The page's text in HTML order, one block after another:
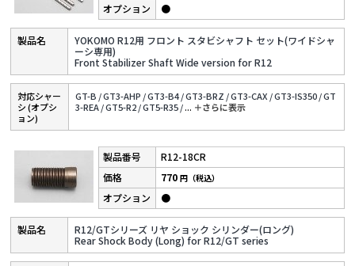
YOKOMO R12用 フロント スタビシャフト セット(ワイドシャ
ーシ専用)
Front Stabilizer Shaft Wide version for R12
●
対応シャー
シ (オプシ
ョン)
GT-B /GT3-AHP /GT3-B4 /GT3-BRZ /GT3-CAX /GT3-IS350 /GT
3-REA /GT5-R2 /GT5-R35 /... ＋さらに表⽰
R12-18CR
R12/GTシリーズ リヤ ショック シリンダー(ロング)
Rear Shock Body (Long) for R12/GT series
770円（税込）
●